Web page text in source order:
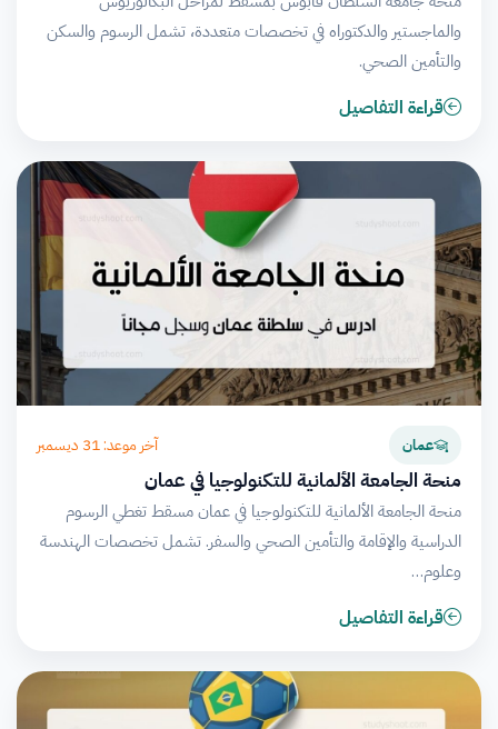
والماجستير والدكتوراه في تخصصات متعددة، تشمل الرسوم والسكن
والتأمين الصحي.
قراءة التفاصيل
عمان آخر موعد: 31 ديسمبر
منحة الجامعة الألمانية للتكنولوجيا في عمان
منحة الجامعة الألمانية للتكنولوجيا في عمان مسقط تغطي الرسوم
الدراسية والإقامة والتأمين الصحي والسفر. تشمل تخصصات الهندسة
وعلوم…
قراءة التفاصيل